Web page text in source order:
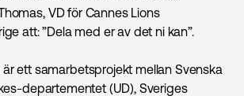
VD för Cannes Lions
att: ”Dela med er av det ni kan”.
ett samarbetsprojekt mellan Svenska
departementet (UD), Sveriges